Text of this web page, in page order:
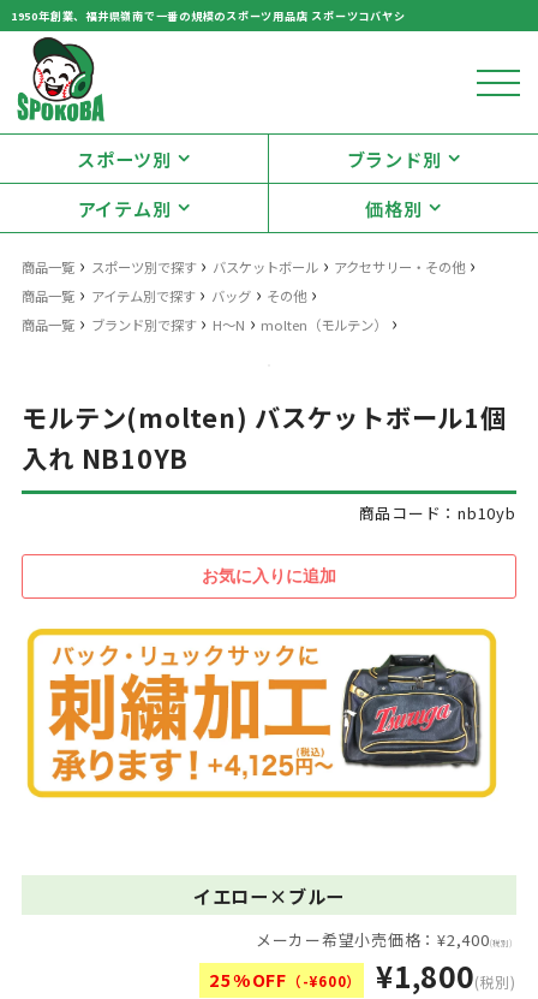
1950年創業、福井県嶺南で一番の規模のスポーツ用品店 スポーツコバヤシ
スポーツ別
ブランド別
アイテム別
価格別
商品一覧 › スポーツ別で探す› バスケットボール› アクセサリー・その他›
商品一覧 › アイテム別で探す› バッグ› その他›
商品一覧 › ブランド別で探す› H～N › molten（モルテン） ›
モルテン(molten) バスケットボール1個
入れ NB10YB
商品コード：nb10yb
イエロー×ブルー
メーカー希望小売価格：¥2,400(税別)
25%OFF （-¥600） ¥1,800(税別)